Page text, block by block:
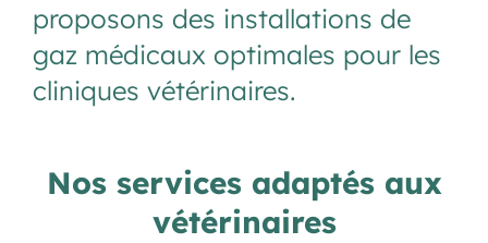
proposons des installations de
gaz médicaux optimales pour les
cliniques vétérinaires.
Nos services adaptés aux
vétérinaires